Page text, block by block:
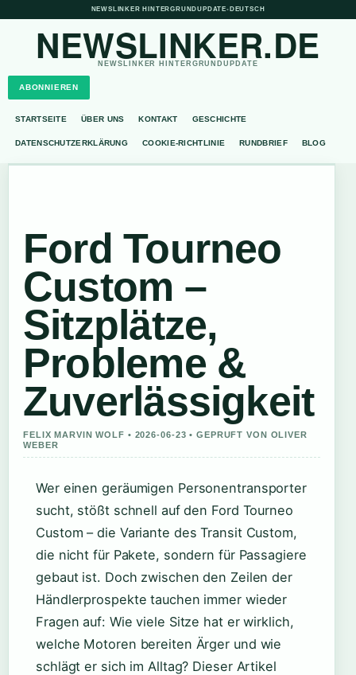
NEWSLINKER HINTERGRUNDUPDATE• DEUTSCH
NEWSLINKER.DE
NEWSLINKER HINTERGRUNDUPDATE
ABONNIEREN
STARTSEITE ÜBER UNS KONTAKT GESCHICHTE
DATENSCHUTZERKLÄRUNG COOKIE-RICHTLINIE RUNDBRIEF BLOG
Ford Tourneo
Custom –
Sitzplätze,
Probleme &
Zuverlässigkeit
FELIX MARVIN WOLF • 2026-06-23 • GEPRUFT VON OLIVER
WEBER
Wer einen geräumigen Personentransporter
sucht, stößt schnell auf den Ford Tourneo
Custom – die Variante des Transit Custom,
die nicht für Pakete, sondern für Passagiere
gebaut ist. Doch zwischen den Zeilen der
Händlerprospekte tauchen immer wieder
Fragen auf: Wie viele Sitze hat er wirklich,
welche Motoren bereiten Ärger und wie
schlägt er sich im Alltag? Dieser Artikel